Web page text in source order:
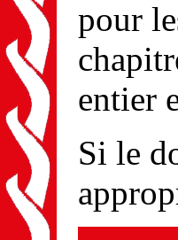
pour
entier
Si le